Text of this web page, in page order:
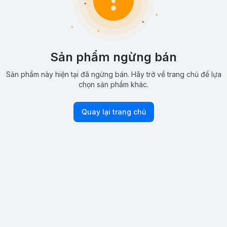
Sản phẩm ngừng bán
Sản phẩm này hiện tại đã ngừng bán. Hãy trở về trang chủ để lựa
chọn sản phẩm khác.
Quay lại trang chủ